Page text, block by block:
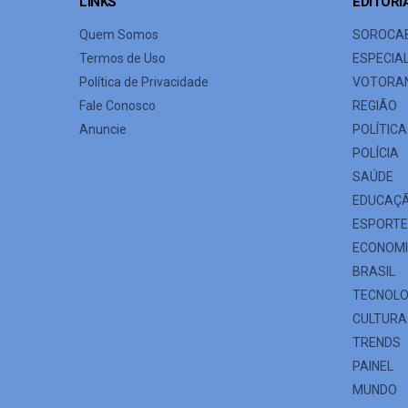
Quem Somos
Termos de Uso
Política de Privacidade
Fale Conosco
Anuncie
REGIÃO
POLÍTICA
POLÍCIA
SAÚDE
BRASIL
CULTURA
TRENDS
PAINEL
MUNDO